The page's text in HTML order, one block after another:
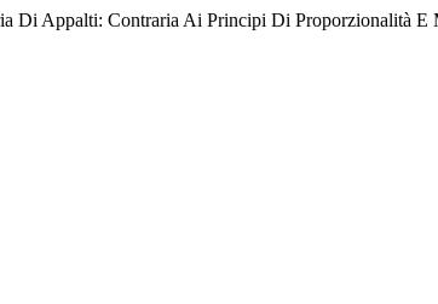
Di Appalti: Contraria Ai Principi Di Proporzionalità E